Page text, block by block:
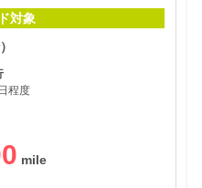
対象
程度